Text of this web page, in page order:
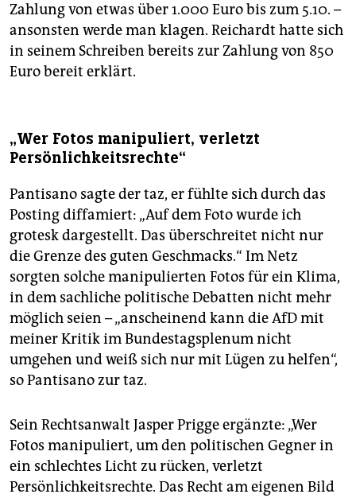
Zahlung von etwas über 1.000 Euro bis zum 5.10. –
ansonsten werde man klagen. Reichardt hatte sich
in seinem Schreiben bereits zur Zahlung von 850
Euro bereit erklärt.
„Wer Fotos manipuliert, verletzt
Persönlichkeitsrechte“
Pantisano sagte der taz, er fühlte sich durch das
Posting diffamiert: „Auf dem Foto wurde ich
grotesk dargestellt. Das überschreitet nicht nur
die Grenze des guten Geschmacks.“ Im Netz
sorgten solche manipulierten Fotos für ein Klima,
in dem sachliche politische Debatten nicht mehr
möglich seien – „anscheinend kann die AfD mit
meiner Kritik im Bundestagsplenum nicht
umgehen und weiß sich nur mit Lügen zu helfen“,
so Pantisano zur taz.
Sein Rechtsanwalt Jasper Prigge ergänzte: „Wer
Fotos manipuliert, um den politischen Gegner in
ein schlechtes Licht zu rücken, verletzt
Persönlichkeitsrechte. Das Recht am eigenen Bild